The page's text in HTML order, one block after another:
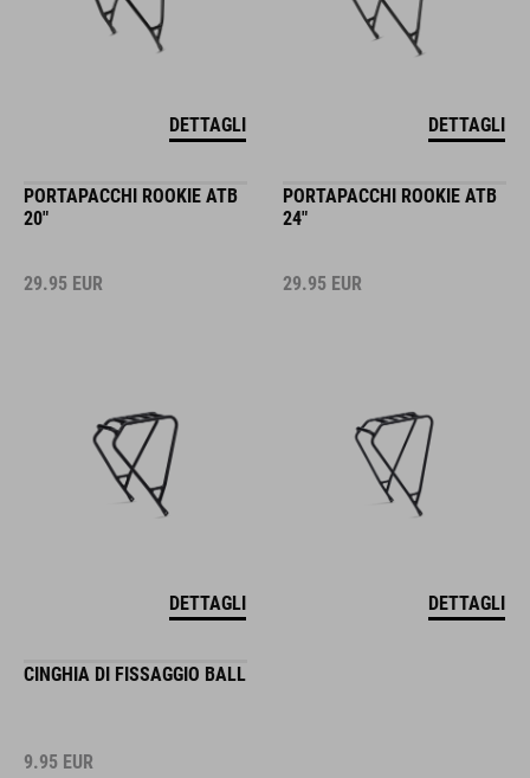
DETTAGLI DETTAGLI
PORTAPACCHI ROOKIE ATB
20"
29.95 EUR
DETTAGLI
PORTAPACCHI ROOKIE ATB
24"
29.95 EUR
DETTAGLI
CINGHIA DI FISSAGGIO BALL
9.95 EUR